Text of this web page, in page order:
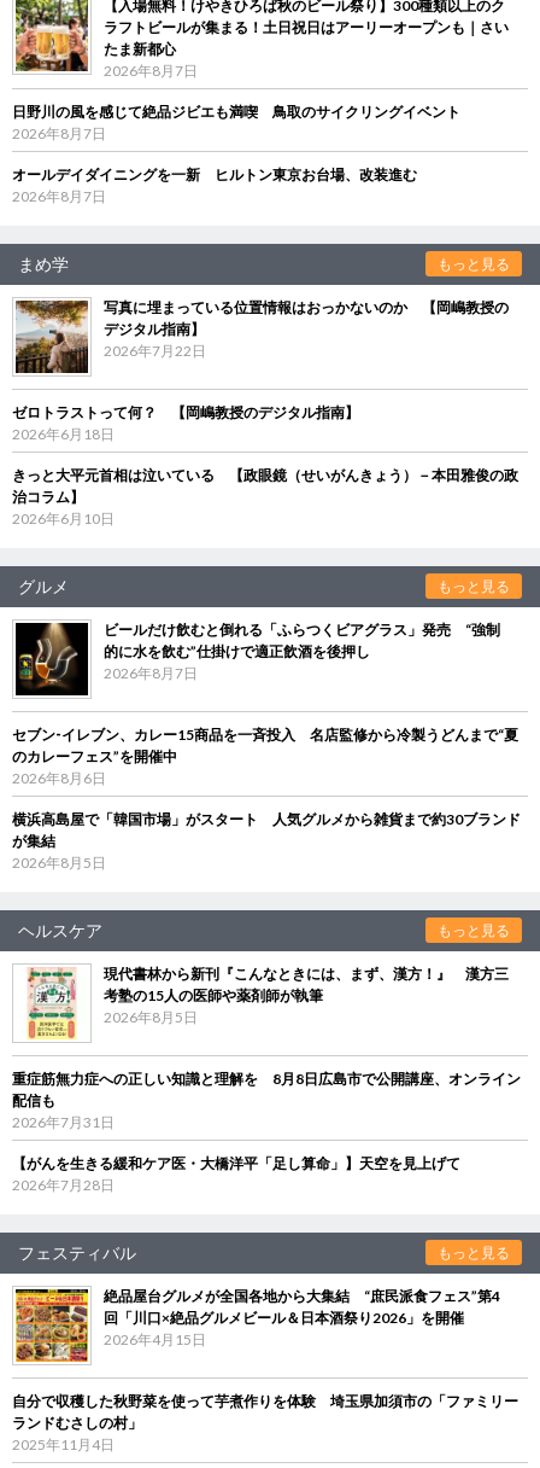
【入場無料！けやきひろば秋のビール祭り】300種類以上のク
ラフトビールが集まる！土日祝日はアーリーオープンも｜さい
たま新都心
2026年8月7日
日野川の風を感じて絶品ジビエも満喫 鳥取のサイクリングイベント
2026年8月7日
オールデイダイニングを一新 ヒルトン東京お台場、改装進む
2026年8月7日
まめ学 もっと見る
写真に埋まっている位置情報はおっかないのか 【岡嶋教授の
デジタル指南】
2026年7月22日
ゼロトラストって何？ 【岡嶋教授のデジタル指南】
2026年6月18日
きっと大平元首相は泣いている 【政眼鏡（せいがんきょう）－本田雅俊の政
治コラム】
2026年6月10日
グルメ もっと見る
ビールだけ飲むと倒れる「ふらつくビアグラス」発売 “強制
的に水を飲む”仕掛けで適正飲酒を後押し
2026年8月7日
セブン‐イレブン、カレー15商品を一斉投入 名店監修から冷製うどんまで“夏
のカレーフェス”を開催中
2026年8月6日
横浜高島屋で「韓国市場」がスタート 人気グルメから雑貨まで約30ブランド
が集結
2026年8月5日
ヘルスケア もっと見る
現代書林から新刊『こんなときには、まず、漢方！』 漢方三
考塾の15人の医師や薬剤師が執筆
2026年8月5日
重症筋無力症への正しい知識と理解を 8月8日広島市で公開講座、オンライン
配信も
2026年7月31日
【がんを生きる緩和ケア医・大橋洋平「足し算命」】天空を見上げて
2026年7月28日
フェスティバル もっと見る
絶品屋台グルメが全国各地から大集結 “庶民派食フェス”第4
回「川口×絶品グルメビール＆日本酒祭り2026」を開催
2026年4月15日
自分で収穫した秋野菜を使って芋煮作りを体験 埼玉県加須市の「ファミリー
ランドむさしの村」
2025年11月4日